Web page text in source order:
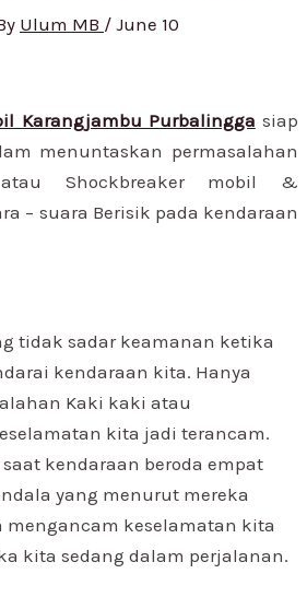
Ulum MB / June 10
Karangjambu Purbalingga siap
menuntaskan permasalahan
Shockbreaker mobil &
– suara Berisik pada kendaraan
tidak sadar keamanan ketika
kendaraan kita. Hanya
Kaki kaki atau
kita jadi terancam.
kendaraan beroda empat
yang menurut mereka
mengancam keselamatan kita
kita sedang dalam perjalanan.